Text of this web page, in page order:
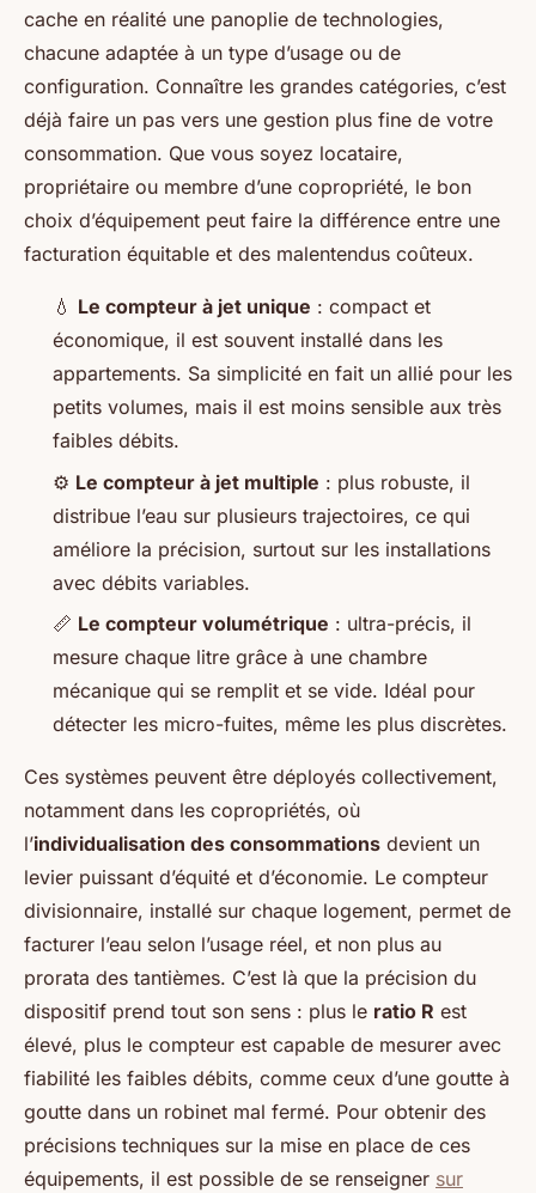
cache en réalité une panoplie de technologies,
chacune adaptée à un type d’usage ou de
configuration. Connaître les grandes catégories, c’est
déjà faire un pas vers une gestion plus fine de votre
consommation. Que vous soyez locataire,
propriétaire ou membre d’une copropriété, le bon
choix d’équipement peut faire la différence entre une
facturation équitable et des malentendus coûteux.
💧 Le compteur à jet unique : compact et
économique, il est souvent installé dans les
appartements. Sa simplicité en fait un allié pour les
petits volumes, mais il est moins sensible aux très
faibles débits.
⚙️ Le compteur à jet multiple : plus robuste, il
distribue l’eau sur plusieurs trajectoires, ce qui
améliore la précision, surtout sur les installations
avec débits variables.
📏 Le compteur volumétrique : ultra-précis, il
mesure chaque litre grâce à une chambre
mécanique qui se remplit et se vide. Idéal pour
détecter les micro-fuites, même les plus discrètes.
Ces systèmes peuvent être déployés collectivement,
notamment dans les copropriétés, où
l’individualisation des consommations devient un
levier puissant d’équité et d’économie. Le compteur
divisionnaire, installé sur chaque logement, permet de
facturer l’eau selon l’usage réel, et non plus au
prorata des tantièmes. C’est là que la précision du
dispositif prend tout son sens : plus le ratio R est
élevé, plus le compteur est capable de mesurer avec
fiabilité les faibles débits, comme ceux d’une goutte à
goutte dans un robinet mal fermé. Pour obtenir des
précisions techniques sur la mise en place de ces
équipements, il est possible de se renseigner sur